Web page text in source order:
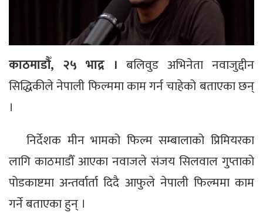
काठमाडौँ, २५ भाद्र ।बलिवुड अभिनेता नवाजुद्दीन
सिद्धिकीले नेपाली फिल्ममा काम गर्न चाहेको बताएका छन्
।
निर्देशक मीन भामको फिल्म सम्बालाको प्रिमियरका
लागि काठमाडौँ आएका नवाजले संजय सिलवाल गुप्ताको
पोडकाष्टमा अन्तर्वार्ता दिदै आफुले नेपाली फिल्ममा काम
गर्ने बताएका हुन् ।